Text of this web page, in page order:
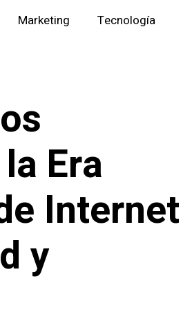
Marketing Tecnología
Era
Internet
y